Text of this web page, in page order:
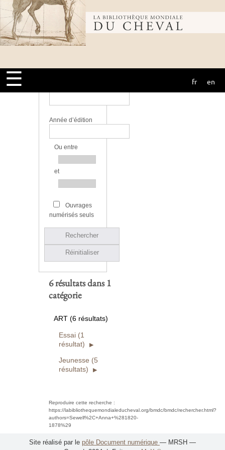
Bibliothèque
mondiale du
cheval
☰ fr en
Langue
Année d’édition
Ou entre
et
Ouvrages
numérisés seuls
Rechercher
Réinitialiser
6 résultats dans 1
catégorie
ART (6 résultats)
Essai (1
résultat)
Jeunesse (5
résultats)
Reproduire cette recherche :
https://labibliothequemondialeducheval.org/bmdc/bmdc/rechercher.html?
authors=Sewell%2C+Anna+%281820-
1878%29
Site réalisé par le pôle Document numérique — MRSH —